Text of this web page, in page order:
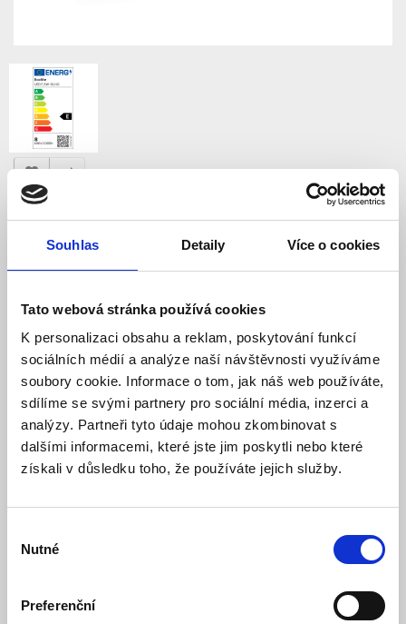
Souhlas Detaily Více o cookies
Tato webová stránka používá cookies
K personalizaci obsahu a reklam, poskytování funkcí
sociálních médií a analýze naší návštěvnosti využíváme
soubory cookie. Informace o tom, jak náš web používáte,
sdílíme se svými partnery pro sociální média, inzerci a
analýzy. Partneři tyto údaje mohou zkombinovat s
dalšími informacemi, které jste jim poskytli nebo které
získali v důsledku toho, že používáte jejich služby.
souhlasu
Nutné
Preferenční
LED žárovka GU10 teplá bílá
7,5W 710Lm - Ecolite
Doporučená koncová cena s DPH:
Vaše cena bez DPH:
37,19 Kč
Vaše cena včetně DPH:
45 Kč
Množství